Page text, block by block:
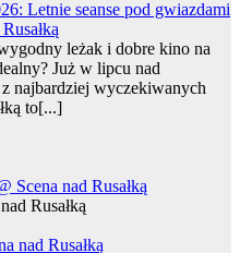
leżak i dobre kino na
Już w lipcu nad
z najbardziej wyczekiwanych
to[...]
Scena nad Rusałką
Rusałką